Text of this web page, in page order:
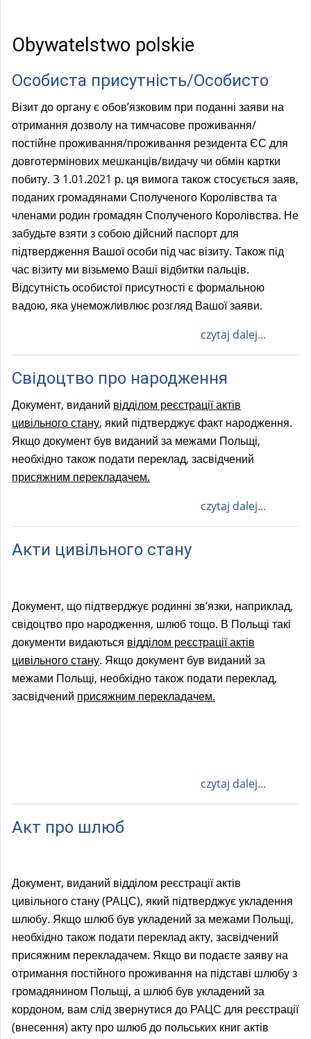
Obywatelstwo polskie
Особиста присутність/Особисто
Візит до органу є обов’язковим при поданні заяви на
отримання дозволу на тимчасове проживання/
постійне проживання/проживання резидента ЄС для
довготермінових мешканців/видачу чи обмін картки
побиту. З 1.01.2021 р. ця вимога також стосується заяв,
поданих громадянами Сполученого Королівства та
членами родин громадян Сполученого Королівства. Не
забудьте взяти з собою дійсний паспорт для
підтвердження Вашої особи під час візиту. Також під
час візиту ми візьмемо Ваші відбитки пальців.
Відсутність особистої присутності є формальною
вадою, яка унеможливлює розгляд Вашої заяви.
czytaj dalej...
Свідоцтво про народження
Документ, виданий відділом реєстрації актів
цивільного стану, який підтверджує факт народження.
Якщо документ був виданий за межами Польщі,
необхідно також подати переклад, засвідчений
присяжним перекладачем.
czytaj dalej...
Акти цивільного стану
Документ, що підтверджує родинні зв’язки, наприклад,
свідоцтво про народження, шлюб тощо. В Польщі такі
документи видаються відділом реєстрації актів
цивільного стану. Якщо документ був виданий за
межами Польщі, необхідно також подати переклад,
засвідчений присяжним перекладачем.
czytaj dalej...
Акт про шлюб
Документ, виданий відділом реєстрації актів
цивільного стану (РАЦС), який підтверджує укладення
шлюбу. Якщо шлюб був укладений за межами Польщі,
необхідно також подати переклад акту, засвідчений
присяжним перекладачем. Якщо ви подаєте заяву на
отримання постійного проживання на підставі шлюбу з
громадянином Польщі, а шлюб був укладений за
кордоном, вам слід звернутися до РАЦС для реєстрації
(внесення) акту про шлюб до польських книг актів